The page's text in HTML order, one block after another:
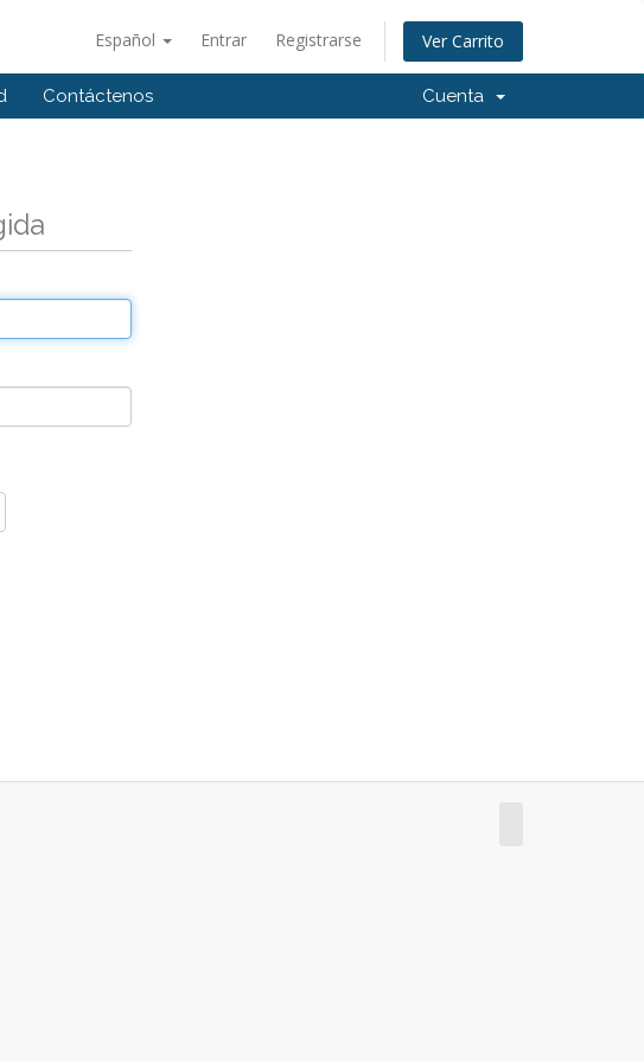
Español Entrar Registrarse Ver Carrito
Contáctenos Cuenta